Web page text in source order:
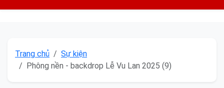
Trang chủ
Sự kiện
Phông nền - backdrop Lễ Vu Lan 2025 (9)